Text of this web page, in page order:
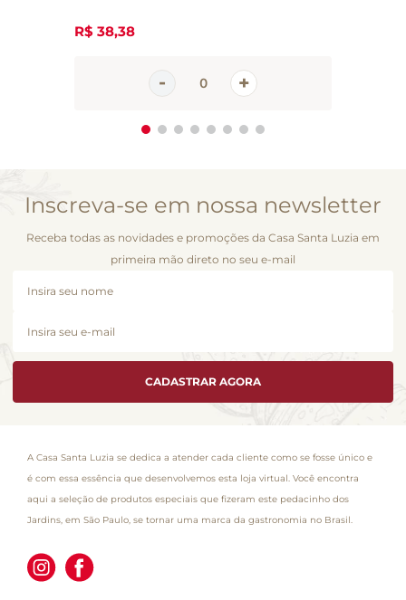
R$ 38,38
Inscreva-se em nossa newsletter
Receba todas as novidades e promoções da Casa Santa Luzia em
primeira mão direto no seu e-mail
CADASTRAR AGORA
A Casa Santa Luzia se dedica a atender cada cliente como se fosse único e
é com essa essência que desenvolvemos esta loja virtual. Você encontra
aqui a seleção de produtos especiais que fizeram este pedacinho dos
Jardins, em São Paulo, se tornar uma marca da gastronomia no Brasil.